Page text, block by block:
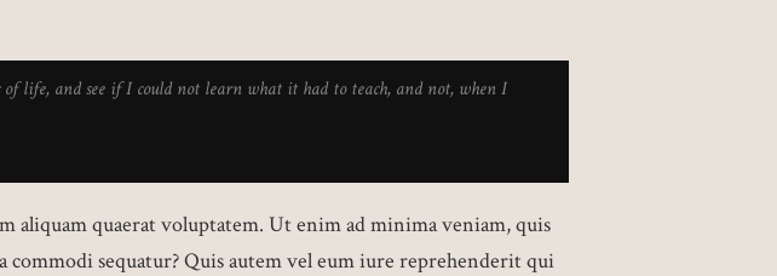
life, and see if I could not learn what it had to teach, and not, when I
aliquam quaerat voluptatem. Ut enim ad minima veniam, quis
sequatur? Quis autem vel eum iure reprehenderit qui